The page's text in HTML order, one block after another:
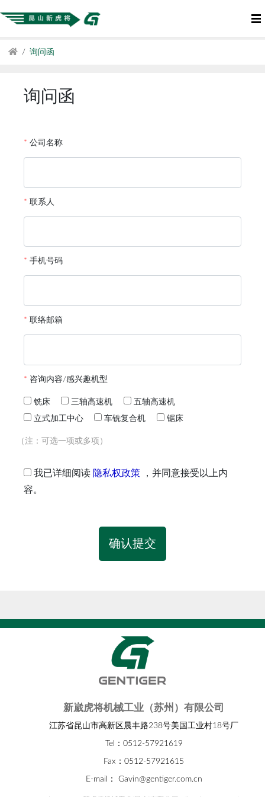
询问函
询问函
* 公司名称
* 联系人
* 手机号码
* 联络邮箱
* 咨询内容/感兴趣机型
铣床 三轴高速机
五轴高速机
立式加工中心
车铣复合机 锯床
（注：可选一项或多项）
我已详细阅读 隐私权政策 ，并同意接受以上内
容。
确认提交
新崴虎将机械工业（苏州）有限公司
江苏省昆山市高新区晨丰路238号美国工业村18号厂
Tel：0512-57921619
Fax：0512-57921615
E-mail： Gavin@gentiger.com.cn